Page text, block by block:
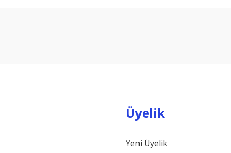
Üyelik
Yeni Üyelik